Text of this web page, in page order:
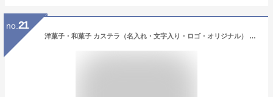
no. 21
洋菓子・和菓子 カステラ（名入れ・文字入り・ロゴ・オリジナル） 長崎カステラ 【オリジナル】メッセージカステラ 【オリジナル】メッセージカステラ「綺麗菓」